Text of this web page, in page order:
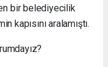
bir belediyecilik
kapısını aralamıştı.